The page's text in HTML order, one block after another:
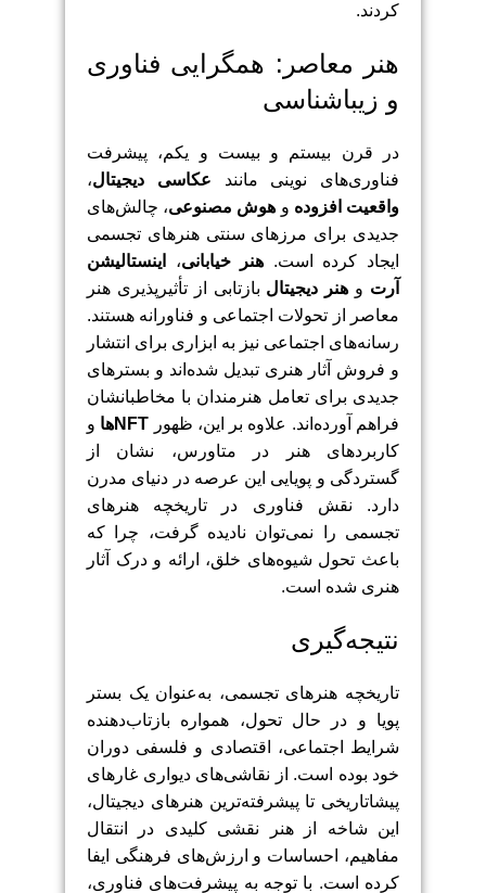
کردند.
هنر معاصر: همگرایی فناوری
و زیباشناسی
در قرن بیستم و بیست و یکم، پیشرفت
فناوری‌های نوینی مانند عکاسی دیجیتال،
واقعیت افزوده و هوش مصنوعی، چالش‌های
جدیدی برای مرزهای سنتی هنرهای تجسمی
ایجاد کرده است. هنر خیابانی،
اینستالیشن
آرت و هنر دیجیتال بازتابی از تأثیرپذیری هنر
معاصر از تحولات اجتماعی و فناورانه هستند.
رسانه‌های اجتماعی نیز به ابزاری برای انتشار
و فروش آثار هنری تبدیل شده‌اند و بسترهای
جدیدی برای تعامل هنرمندان با مخاطبانشان
فراهم آورده‌اند. علاوه بر این، ظهور NFTها
و
کاربردهای هنر در متاورس، نشان از
گستردگی و پویایی این عرصه در دنیای مدرن
دارد. نقش فناوری در تاریخچه هنرهای
تجسمی را نمی‌توان نادیده گرفت، چرا که
باعث تحول شیوه‌های خلق، ارائه و درک آثار
هنری شده است.
نتیجه‌گیری
تاریخچه هنرهای تجسمی، به‌عنوان یک بستر
پویا و در حال تحول، همواره بازتاب‌دهنده
شرایط اجتماعی، اقتصادی و فلسفی دوران
خود بوده است. از نقاشی‌های دیواری غارهای
پیشاتاریخی تا پیشرفته‌ترین هنرهای دیجیتال،
این شاخه از هنر نقشی کلیدی در انتقال
مفاهیم، احساسات و ارزش‌های فرهنگی ایفا
کرده است. با توجه به پیشرفت‌های فناوری،